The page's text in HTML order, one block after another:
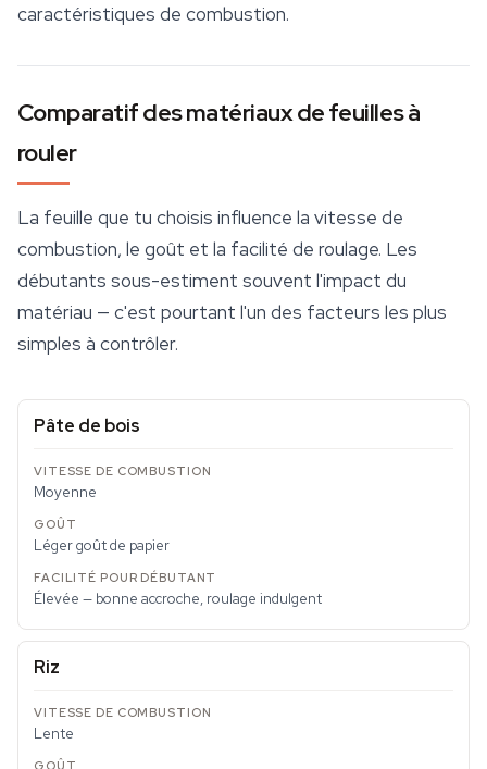
caractéristiques de combustion.
Comparatif des matériaux de feuilles à
rouler
La feuille que tu choisis influence la vitesse de
combustion, le goût et la facilité de roulage. Les
débutants sous-estiment souvent l'impact du
matériau — c'est pourtant l'un des facteurs les plus
simples à contrôler.
Pâte de bois
Moyenne
Léger goût de papier
Élevée — bonne accroche, roulage indulgent
Riz
Lente